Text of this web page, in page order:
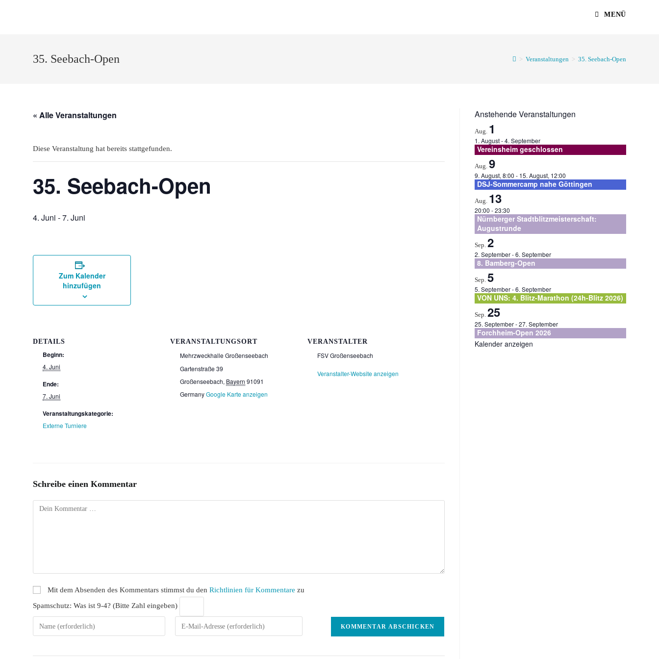
MENÜ
35. Seebach-Open > Veranstaltungen > 35. Seebach-Open
« Alle Veranstaltungen
Diese Veranstaltung hat bereits stattgefunden.
35. Seebach-Open
4. Juni -7. Juni
Zum Kalender
hinzufügen
DETAILS
Beginn:
4. Juni
Ende:
7. Juni
Veranstaltungskategorie:
Externe Turniere
VERANSTALTUNGSORT
Mehrzweckhalle Großenseebach
Gartenstraße 39
Großenseebach, Bayern 91091
GermanyGoogle Karte anzeigen
VERANSTALTER
FSV Großenseebach
Veranstalter-Website anzeigen
Schreibe einen Kommentar
Kommentar
Mit dem Absenden des Kommentars stimmst du denRichtlinien für Kommentare zu
Spamschutz: Was ist 9-4? (Bitte Zahl eingeben)
Gib
deinen
Gib
deine
Anstehende Veranstaltungen
Aug. 1
1. August-4. September
Vereinsheim geschlossen
Aug. 9
9. August, 8:00 - 15. August, 12:00
DSJ-Sommercamp nahe Göttingen
Aug. 13
20:00 -23:30
Nürnberger Stadtblitzmeisterschaft:
Augustrunde
Sep.2
2. September-6. September
8. Bamberg-Open
Sep.5
5. September-6. September
VON UNS: 4. Blitz-Marathon (24h-Blitz 2026)
Sep.25
25. September-27. September
Forchheim-Open 2026
Kalender anzeigen